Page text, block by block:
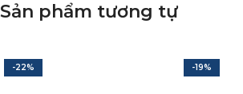
Sản phẩm tương tự
-22% -19%